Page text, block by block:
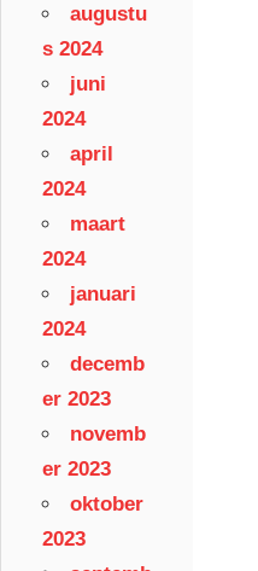
augustu
s 2024
juni
2024
april
2024
maart
2024
januari
2024
decemb
er 2023
novemb
er 2023
oktober
2023